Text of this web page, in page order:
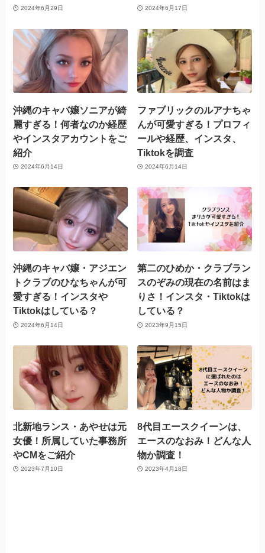
2024年6月29日 2024年6月17日
沖縄のキャバ嬢ソニアが綺
麗すぎる！何者なのか経歴
やインスタアカウントをご
紹介
2024年6月14日
ファブリックのルアナちゃ
んが可愛すぎる！プロフィ
ールや経歴、インスタ、
Tiktokを調査
2024年6月14日
沖縄のキャバ嬢・アジエン
トクラブのひなちゃんが可
愛すぎる！インスタや
Tiktokはしている？
2024年6月14日
第二のひめか・クラブラン
スのぞみの現在の名前はま
りさ！インスタ・Tiktokは
している？
2023年9月15日
北新地ランス・あやせは元
女優！所属していた事務所
やCMをご紹介
2023年7月10日
8代目エースクイーンは、
エースのなおみ！どんな人
物か調査！
2023年4月18日